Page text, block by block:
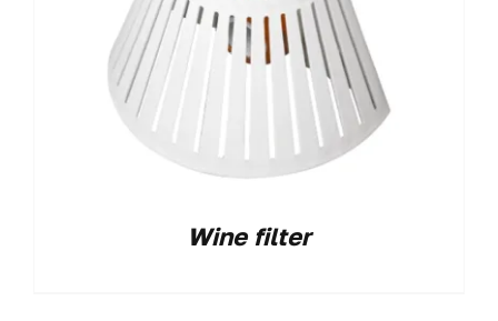
Wine filter